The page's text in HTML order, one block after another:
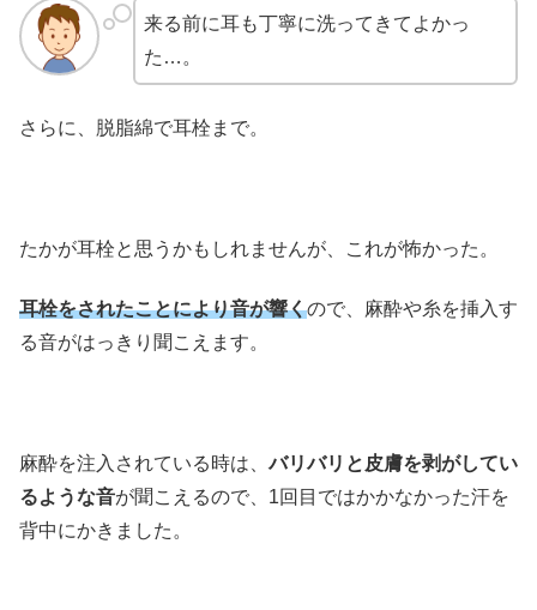
来る前に耳も丁寧に洗ってきてよかっ
た…。
さらに、脱脂綿で耳栓まで。
たかが耳栓と思うかもしれませんが、これが怖かった。
耳栓をされたことにより音が響くので、麻酔や糸を挿入す
る音がはっきり聞こえます。
麻酔を注入されている時は、バリバリと皮膚を剥がしてい
るような音が聞こえるので、1回目ではかかなかった汗を
背中にかきました。